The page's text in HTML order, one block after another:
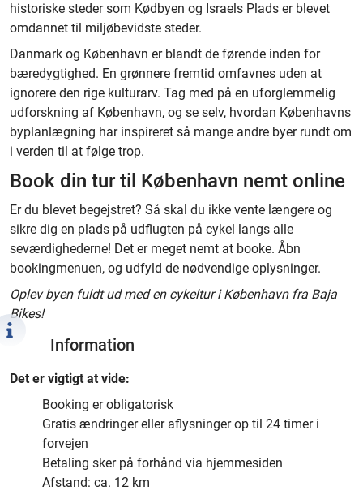
historiske steder som Kødbyen og Israels Plads er blevet
omdannet til miljøbevidste steder.
Danmark og København er blandt de førende inden for
bæredygtighed. En grønnere fremtid omfavnes uden at
ignorere den rige kulturarv. Tag med på en uforglemmelig
udforskning af København, og se selv, hvordan Københavns
byplanlægning har inspireret så mange andre byer rundt om
i verden til at følge trop.
Book din tur til København nemt online
Er du blevet begejstret? Så skal du ikke vente længere og
sikre dig en plads på udflugten på cykel langs alle
seværdighederne! Det er meget nemt at booke. Åbn
bookingmenuen, og udfyld de nødvendige oplysninger.
Oplev byen fuldt ud med en cykeltur i København fra Baja
Bikes!
Information
Det er vigtigt at vide:
Booking er obligatorisk
Gratis ændringer eller aflysninger op til 24 timer i
forvejen
Betaling sker på forhånd via hjemmesiden
Afstand: ca. 12 km